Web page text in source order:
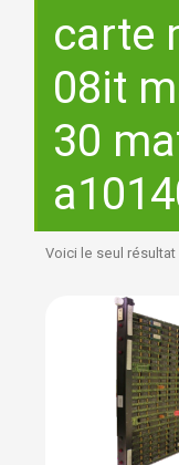
carte
08it
30
Voici le seul résultat